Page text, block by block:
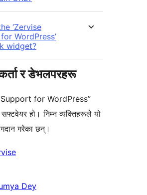
‘Zervise
WordPress’
widget?
र डेभलपरहरू
for WordPress”
हो। निम्न व्यक्तिहरूले यो
गरेका छन्।
Dey